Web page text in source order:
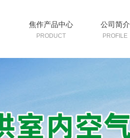
焦作产品中心
PRODUCT
公司简介
PROFILE